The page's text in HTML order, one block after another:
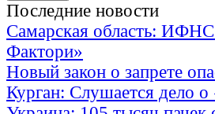
Последние новости
Самарская область:
Фактори»
Новый закон о запрете
Курган: Слушается дело